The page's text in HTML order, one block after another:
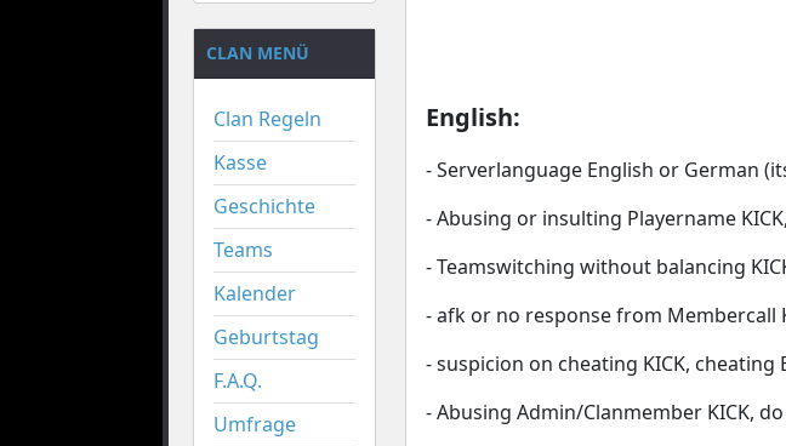
CLAN MENÜ
Clan Regeln
Kasse
Geschichte
Teams
Kalender
Geburtstag
F.A.Q.
Umfrage
English:
- Serverlanguage English or German
- Abusing or insulting Playername
- Teamswitching without balancing
- afk or no response from Membercall
- suspicion on cheating KICK, cheating
- Abusing Admin/Clanmember KICK,